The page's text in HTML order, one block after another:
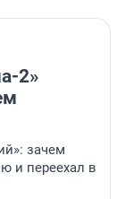
2»
зачем
и переехал в